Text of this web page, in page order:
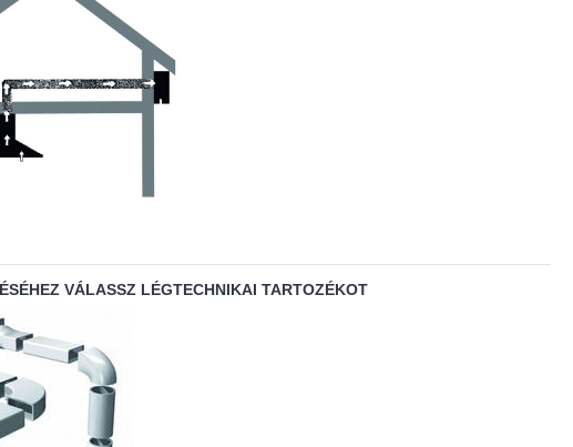
VÁLASSZ LÉGTECHNIKAI TARTOZÉKOT